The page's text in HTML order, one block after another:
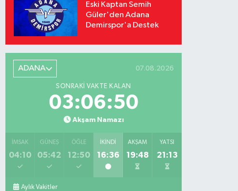
Eski Kaptan Semih
Güler'den Adana
Demirspor'a Destek
ADANA 07.08.2026
SONRAKI VAKTE KALAN
03:06:48
Akşam Namazı
İMSAK
04:10
GÜNEŞ
05:42
ÖĞLE
12:50
İKINDI
16:36
AKŞAM
19:48
YATSI
21:13
Aylık Vakitler